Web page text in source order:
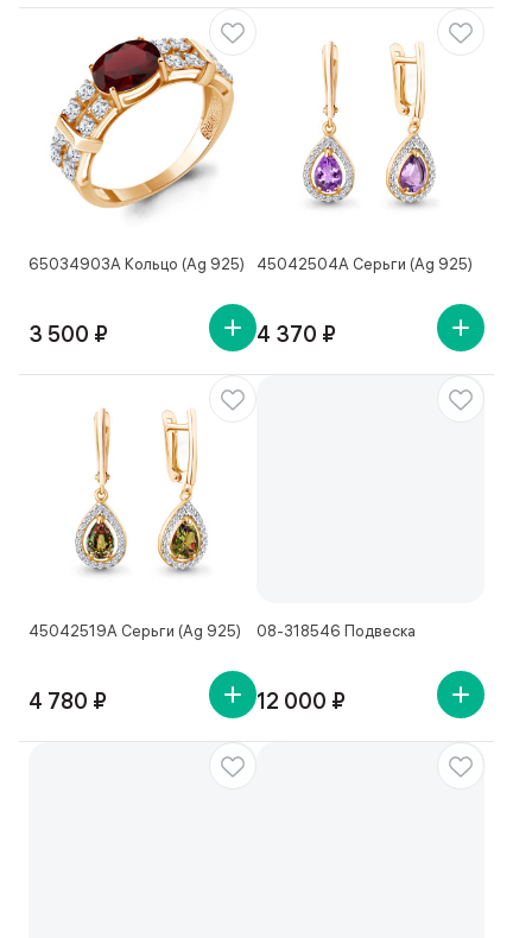
65034903А Кольцо (Ag 925)
3 500 ₽
45042504А Серьги (Ag 925)
4 370 ₽
45042519А Серьги (Ag 925)
4 780 ₽
08-318546 Подвеска
12 000 ₽